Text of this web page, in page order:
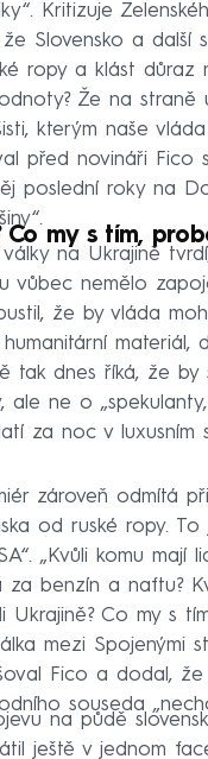
Kritizuje
Slovensko a další
ropy a klást důraz
Že na straně
kterým naše
před novináři Fico
poslední roky na
Co my s tím,
na Ukrajině
vůbec nemělo
že by vláda
materiál,
tak dnes říká, že by
ale ne o
za noc v luxusním
zároveň odmítá
od ruské ropy.
„Kvůli komu mají
benzín a naftu?
Ukrajině? Co my s
mezi Spojenými
Fico a dodal,
souseda
na půdě
ještě v jednom